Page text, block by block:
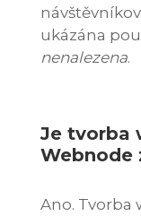
ukázána
nenalezena.
Je tvorba
Webnode
Ano. Tvorba